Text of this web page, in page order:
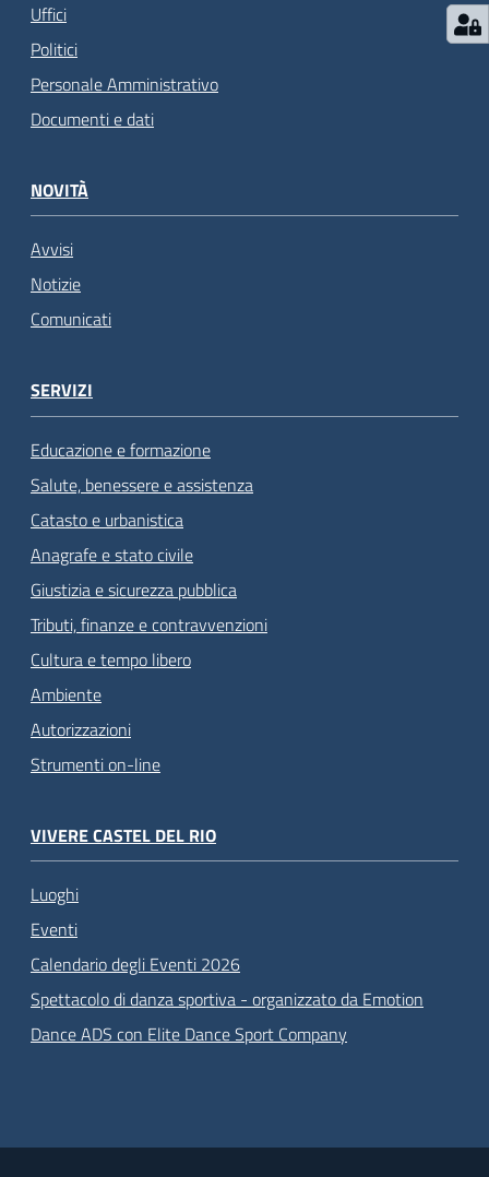
Uffici
Politici
Personale Amministrativo
Documenti e dati
NOVITÀ
Avvisi
Notizie
Comunicati
SERVIZI
Educazione e formazione
Salute, benessere e assistenza
Catasto e urbanistica
Anagrafe e stato civile
Giustizia e sicurezza pubblica
Tributi, finanze e contravvenzioni
Cultura e tempo libero
Ambiente
Autorizzazioni
Strumenti on-line
VIVERE CASTEL DEL RIO
Luoghi
Eventi
Calendario degli Eventi 2026
Spettacolo di danza sportiva - organizzato da Emotion
Dance ADS con Elite Dance Sport Company